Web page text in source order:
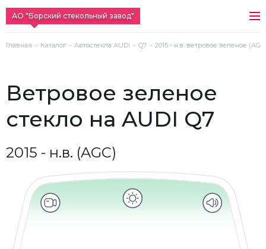
АО "Борский стекольный завод"
Главная Каталог Автостекла AUDI Q7 2015 - н.в. ветровое зеленое
ветровое зеленое
стекло на AUDI Q7
2015 - н.в. (AGC)